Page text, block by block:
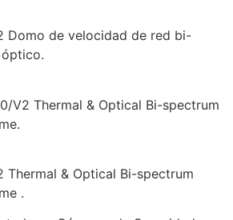
Domo de velocidad de red bi-
V2 Thermal & Optical Bi-spectrum
Thermal & Optical Bi-spectrum
.